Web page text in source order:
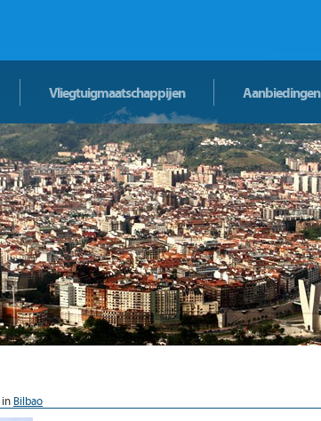
Vliegtuigmaatschappijen Aanbiedingen
in Bilbao